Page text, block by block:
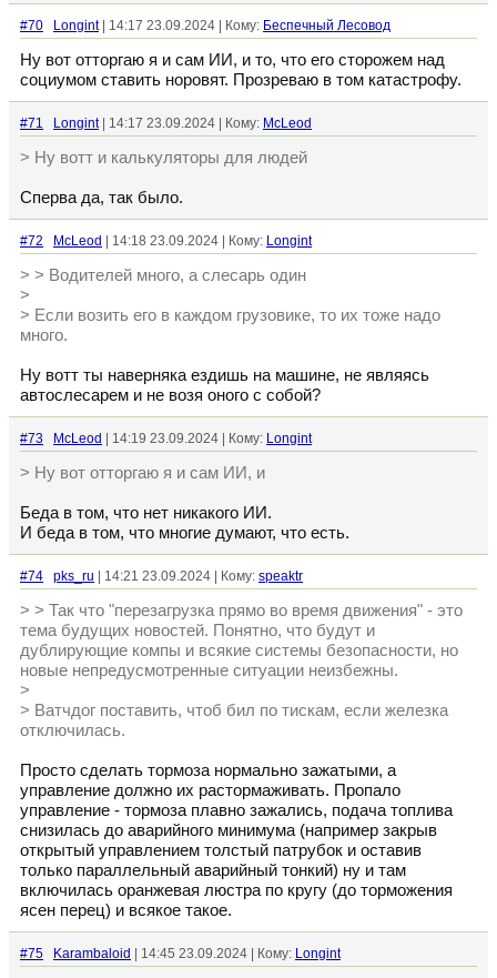
#70 Longint| 14:17 23.09.2024 | Кому: Беспечный Лесовод
Ну вот отторгаю я и сам ИИ, и то, что его сторожем над
социумом ставить норовят. Прозреваю в том катастрофу.
#71 Longint| 14:17 23.09.2024 | Кому: McLeod
> Ну вотт и калькуляторы для людей
Сперва да, так было.
#72 McLeod | 14:18 23.09.2024 | Кому: Longint
> > Водителей много, а слесарь один
>
> Если возить его в каждом грузовике, то их тоже надо
много.
Ну вотт ты наверняка ездишь на машине, не являясь
автослесарем и не возя оного с собой?
#73 McLeod | 14:19 23.09.2024 | Кому: Longint
> Ну вот отторгаю я и сам ИИ, и
Беда в том, что нет никакого ИИ.
И беда в том, что многие думают, что есть.
#74 pks_ru | 14:21 23.09.2024 | Кому: speaktr
> > Так что "перезагрузка прямо во время движения" - это
тема будущих новостей. Понятно, что будут и
дублирующие компы и всякие системы безопасности, но
новые непредусмотренные ситуации неизбежны.
>
> Ватчдог поставить, чтоб бил по тискам, если железка
отключилась.
Просто сделать тормоза нормально зажатыми, а
управление должно их растормаживать. Пропало
управление - тормоза плавно зажались, подача топлива
снизилась до аварийного минимума (например закрыв
открытый управлением толстый патрубок и оставив
только параллельный аварийный тонкий) ну и там
включилась оранжевая люстра по кругу (до торможения
ясен перец) и всякое такое.
#75 Karambaloid | 14:45 23.09.2024 | Кому: Longint